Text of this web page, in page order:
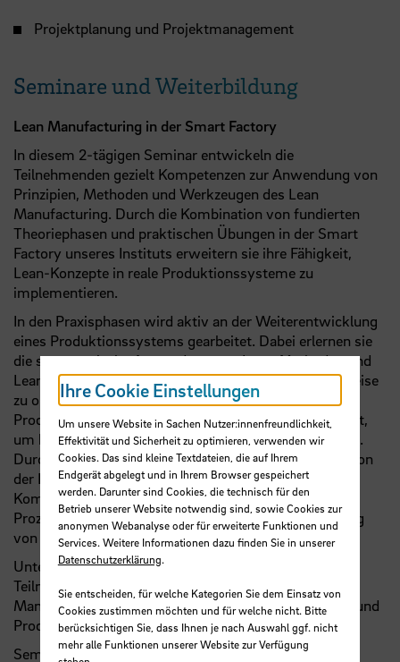
Projektplanung und Projektmanagement
Seminare und Weiterbildung
Lean Manufacturing in der Smart Factory
In diesem 2-tägigen Seminar entwickeln die
Teilnehmenden gezielt Kompetenzen zur Anwendung von
Prinzipien, Methoden und Werkzeugen des Lean
Manufacturing. Durch die Kombination von fundierten
Theoriephasen und praktischen Übungen in der Smart
Factory unseres Instituts erweitern sie ihre Fähigkeit,
Lean-Konzepte in reale Produktionssysteme zu
implementieren.
In den Praxisphasen wird aktiv an der Weiterentwicklung
eines Produktionssystems gearbeitet. Dabei erlernen sie
die systematische Anwendung von Lean-Methoden und
Lean-Werkzeugen, um Produktionsprozesse schrittweise
zu optimieren. Es werden praxisrelevante
Produktionskennzahlen erhoben und kritisch analysiert,
um hieraus gezielt Verbesserungspotenziale abzuleiten.
Durch den kontinuierlichen Vergleich und die Diskussion
der Kennzahlen stärken sie einerseits ihre analytischen
Kompetenzen und vertiefen andererseits ihr
Prozessverständnis hinsichtlich der Effizienzsteigerung
von Produktionssystemen.
Unter der Anleitung unserer Experten entwickeln die
Teilnehmenden umfassende Fertigkeiten, um Lean
Manufacturing erfolgreich in die Praxis zu übertragen und
Produktionssysteme nachhaltig zu verbessern.
Seminarinhalte:
Ihre Cookie Einstellungen
Um unsere Website in Sachen Nutzer:innenfreundlichkeit,
Effektivität und Sicherheit zu optimieren, verwenden wir
Cookies. Das sind kleine Textdateien, die auf Ihrem
Endgerät abgelegt und in Ihrem Browser gespeichert
werden. Darunter sind Cookies, die technisch für den
Betrieb unserer Website notwendig sind, sowie Cookies zur
anonymen Webanalyse oder für erweiterte Funktionen und
Services. Weitere Informationen dazu finden Sie in unserer
Datenschutzerklärung.
Sie entscheiden, für welche Kategorien Sie dem Einsatz von
Cookies zustimmen möchten und für welche nicht. Bitte
berücksichtigen Sie, dass Ihnen je nach Auswahl ggf. nicht
mehr alle Funktionen unserer Website zur Verfügung